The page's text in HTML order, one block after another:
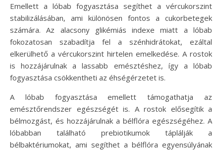
Emellett a lóbab fogyasztása segíthet a vércukorszint
stabilizálásában, ami különösen fontos a cukorbetegek
számára. Az alacsony glikémiás indexe miatt a lóbab
fokozatosan szabadítja fel a szénhidrátokat, ezáltal
elkerülhető a vércukorszint hirtelen emelkedése. A rostok
is hozzájárulnak a lassabb emésztéshez, így a lóbab
fogyasztása csökkentheti az éhségérzetet is.
A lóbab fogyasztása emellett támogathatja az
emésztőrendszer egészségét is. A rostok elősegítik a
bélmozgást, és hozzájárulnak a bélflóra egészségéhez. A
lóbabban található prebiotikumok táplálják a
bélbaktériumokat, ami segíthet a bélflóra egyensúlyának